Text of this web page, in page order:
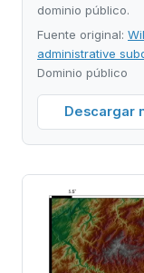
dominio público.
Fuente original:
administrative
Dominio público
Descargar